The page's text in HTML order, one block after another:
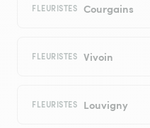
FLEURISTES Courgains
FLEURISTES Vivoin
FLEURISTES Louvigny